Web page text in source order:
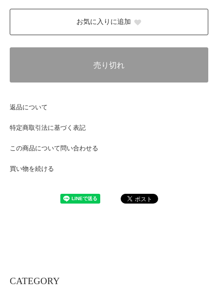
お気に入りに追加
売り切れ
返品について
特定商取引法に基づく表記
この商品について問い合わせる
買い物を続ける
CATEGORY